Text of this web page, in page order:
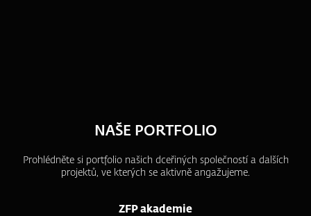
NAŠE PORTFOLIO
Prohlédněte si portfolio našich dceřiných společností a dalších
projektů, ve kterých se aktivně angažujeme.
ZFP akademie